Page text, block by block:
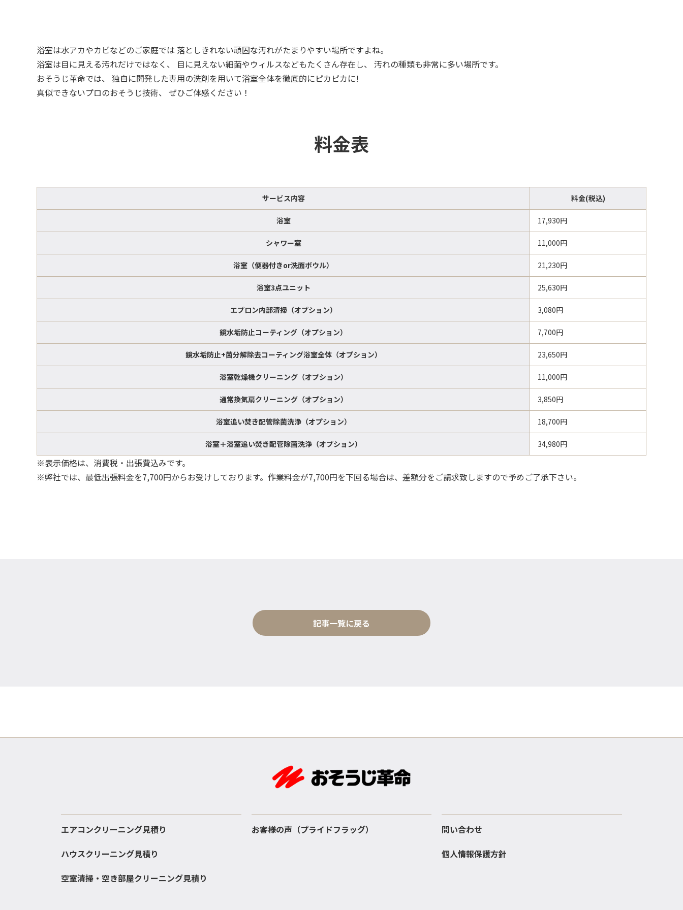
浴室は水アカやカビなどのご家庭では 落としきれない頑固な汚れがたまりやすい場所ですよね。
浴室は目に見える汚れだけではなく、 目に見えない細菌やウィルスなどもたくさん存在し、 汚れの種類も非常に多い場所です。
おそうじ革命では、 独自に開発した専用の洗剤を用いて浴室全体を徹底的にピカピカに!
真似できないプロのおそうじ技術、 ぜひご体感ください！
料金表
サービス内容 料金(税込)
浴室 17,930円
シャワー室 11,000円
浴室（便器付きor洗面ボウル） 21,230円
浴室3点ユニット 25,630円
エプロン内部清掃（オプション） 3,080円
鏡水垢防止コーティング（オプション） 7,700円
鏡水垢防止+菌分解除去コーティング浴室全体（オプション） 23,650円
浴室乾燥機クリーニング（オプション） 11,000円
通常換気扇クリーニング（オプション） 3,850円
浴室追い焚き配管除菌洗浄（オプション） 18,700円
浴室＋浴室追い焚き配管除菌洗浄（オプション） 34,980円
※表示価格は、消費税・出張費込みです。
※弊社では、最低出張料金を7,700円からお受けしております。作業料金が7,700円を下回る場合は、差額分をご請求致しますので予めご了承下さい。
記事一覧に戻る
エアコンクリーニング見積り
ハウスクリーニング見積り
空室清掃・空き部屋クリーニング見積り
お客様の声（プライドフラッグ）
問い合わせ
個人情報保護方針